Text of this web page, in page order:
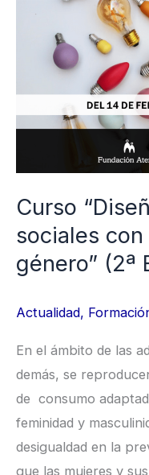
Curso
sociales
género” (2ª
Actualidad,
En el ámbito de las
demás, se
de consumo
feminidad y
desigualdad en la
que las mujeres y
proyectos
sociales